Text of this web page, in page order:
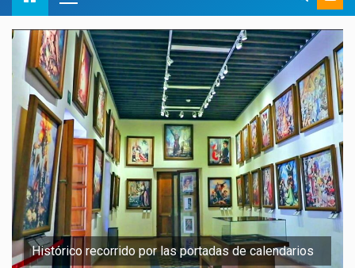
Histórico recorrido por las portadas de calendarios